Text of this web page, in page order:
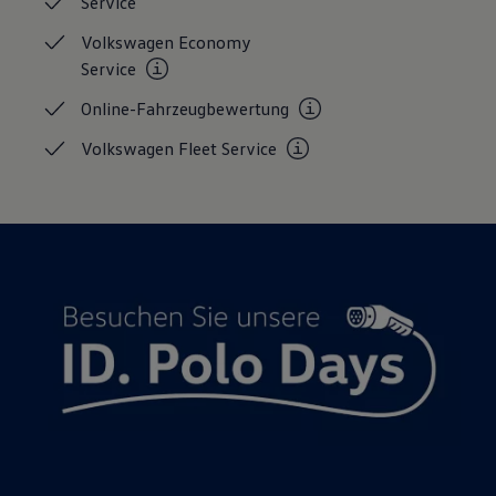
Handy und Fahrzeug verbinden
Updates für Software, Karten und Radio
Über Ihr Auto
Vorgängermodelle
Kundeninformationen
Volkswagen Kundenbetreuung
Warn- und Kontrollleuchten
Live Beratung
Elektromobilität
Volkswagen R
Pannen- und Unfallhilfe
Volkswagen Kundenbetreuung
Volkswagen Economy
Service
Online-Fahrzeugbewertung
Volkswagen FleetService